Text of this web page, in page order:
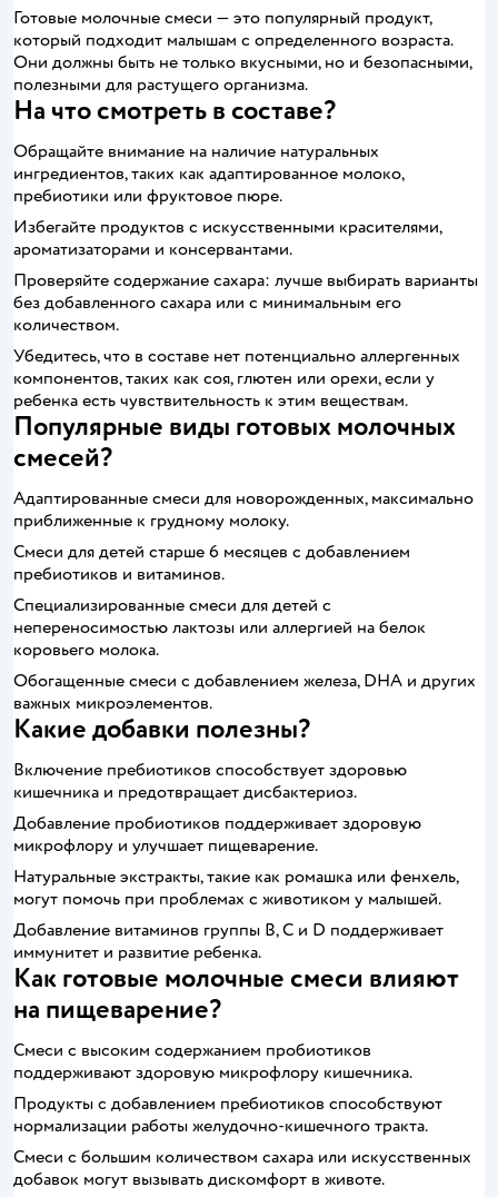
Готовые молочные смеси — это популярный продукт,
который подходит малышам с определенного возраста.
Они должны быть не только вкусными, но и безопасными,
полезными для растущего организма.
На что смотреть в составе?
Обращайте внимание на наличие натуральных
ингредиентов, таких как адаптированное молоко,
пребиотики или фруктовое пюре.
Избегайте продуктов с искусственными красителями,
ароматизаторами и консервантами.
Проверяйте содержание сахара: лучше выбирать варианты
без добавленного сахара или с минимальным его
количеством.
Убедитесь, что в составе нет потенциально аллергенных
компонентов, таких как соя, глютен или орехи, если у
ребенка есть чувствительность к этим веществам.
Популярные виды готовых молочных
смесей?
Адаптированные смеси для новорожденных, максимально
приближенные к грудному молоку.
Смеси для детей старше 6 месяцев с добавлением
пребиотиков и витаминов.
Специализированные смеси для детей с
непереносимостью лактозы или аллергией на белок
коровьего молока.
Обогащенные смеси с добавлением железа, DHA и других
важных микроэлементов.
Какие добавки полезны?
Включение пребиотиков способствует здоровью
кишечника и предотвращает дисбактериоз.
Добавление пробиотиков поддерживает здоровую
микрофлору и улучшает пищеварение.
Натуральные экстракты, такие как ромашка или фенхель,
могут помочь при проблемах с животиком у малышей.
Добавление витаминов группы B, C и D поддерживает
иммунитет и развитие ребенка.
Как готовые молочные смеси влияют
на пищеварение?
Смеси с высоким содержанием пробиотиков
поддерживают здоровую микрофлору кишечника.
Продукты с добавлением пребиотиков способствуют
нормализации работы желудочно-кишечного тракта.
Смеси с большим количеством сахара или искусственных
добавок могут вызывать дискомфорт в животе.